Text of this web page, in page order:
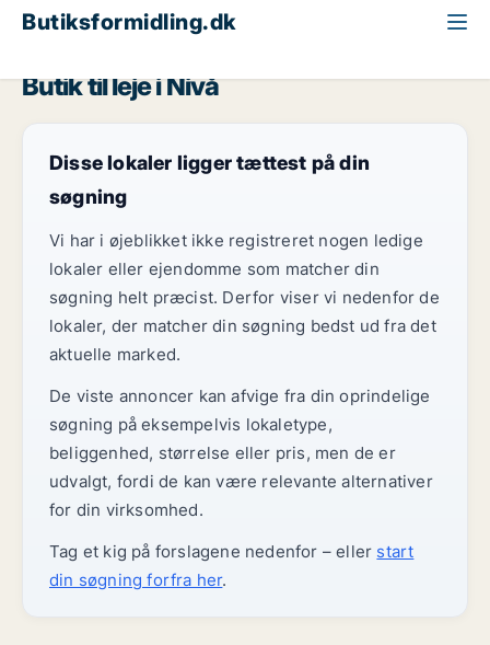
Butiksformidling.dk
Butik til leje i Nivå
Disse lokaler ligger tættest på din
søgning
Vi har i øjeblikket ikke registreret nogen ledige
lokaler eller ejendomme som matcher din
søgning helt præcist. Derfor viser vi nedenfor de
lokaler, der matcher din søgning bedst ud fra det
aktuelle marked.
De viste annoncer kan afvige fra din oprindelige
søgning på eksempelvis lokaletype,
beliggenhed, størrelse eller pris, men de er
udvalgt, fordi de kan være relevante alternativer
for din virksomhed.
Tag et kig på forslagene nedenfor – eller start
din søgning forfra her.